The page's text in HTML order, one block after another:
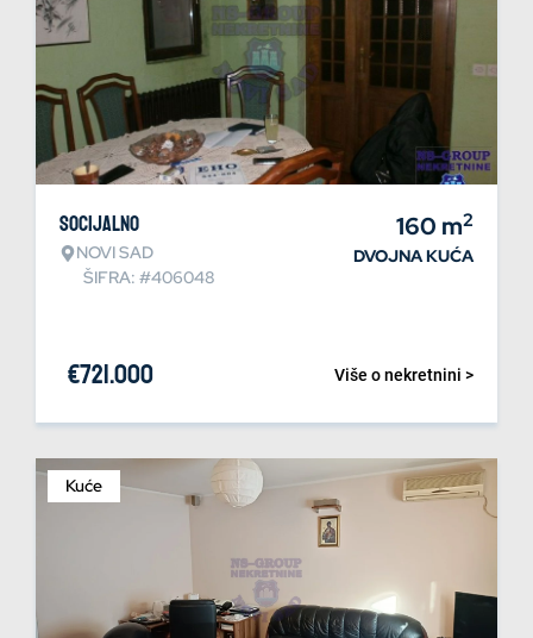
Socijalno
NOVI SAD
ŠIFRA: #406048
160 m2
DVOJNA KUĆA
Više o nekretnini >
€721.000
Kuće